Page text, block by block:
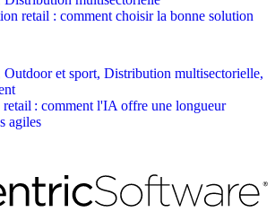
retail : comment choisir la bonne solution
et sport, Distribution multisectorielle,
: comment l'IA offre une longueur
agiles